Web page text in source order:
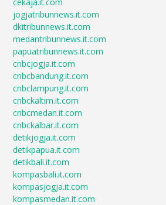
jogjatribunnews.it.com
dkitribunnews.it.com
medantribunnews.it.com
papuatribunnews.it.com
cnbcjogja.it.com
cnbcbandung.it.com
cnbclampung.it.com
cnbckaltim.it.com
cnbcmedan.it.com
cnbckalbar.it.com
detikjogja.it.com
detikpapua.it.com
detikbali.it.com
kompasbali.it.com
kompasjogja.it.com
kompasmedan.it.com